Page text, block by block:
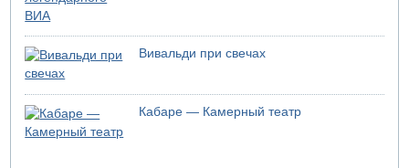
05.08.2026 13:49
На севере Израиля на берег выбросило тело
05.08.2026 13:32
В России горят новые склады
05.08.2026 10:19
Хуситы сообщают об атаке по Саудовскому танкеру
05.08.2026 10:16
Вивальди при свечах
Кабаре — Камерный театр